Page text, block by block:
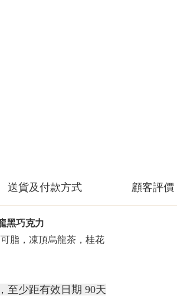
送貨及付款方式 顧客評價
黑巧克力
脂，凍頂烏龍茶，桂花
至少距有效日期 90天